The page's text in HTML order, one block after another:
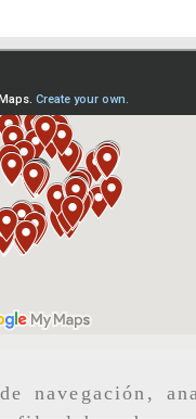
navegación,